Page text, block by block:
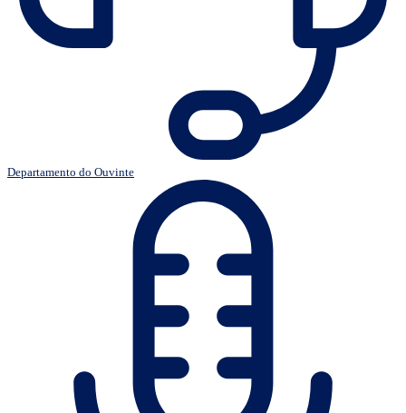
Departamento do Ouvinte